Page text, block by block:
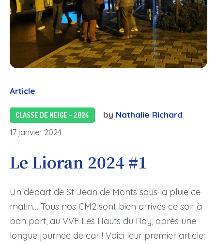
Article
CLASSE DE NEIGE - 2024 by Nathalie Richard
17 janvier 2024
Le Lioran 2024 #1
Un départ de St Jean de Monts sous la pluie ce
matin… Tous nos CM2 sont bien arrivés ce soir à
bon port, au VVF Les Hauts du Roy, après une
longue journée de car ! Voici leur premier article: